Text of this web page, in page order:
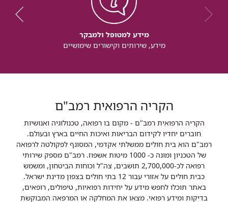
מידע למטופל ולמבקר
מידע, שירותים וקישורים שימושיים
הקריה הרפואית רמב"ם
הקריה הרפואית רמב"ם - מקום בו רפואה, טכנולוגיה ואנושיות
חוברים יחדיו לקידום הבריאות ואיכות החיים בארץ ובעולם.
רמב"ם הוא בית חולים ממשלתי אקדמי, המסונף לפקולטה לרפואה
של הטכניון ומונה כ- 1000 מיטות אשפוז. רמב"ם מספק שירותי
רפואה לכ-2,700,000 תושבים, צה"ל וכוחות הביטחון, ומשמש
כבית חולים על אזורי עבור 12 בתי חולים בצפון מדינת ישראל.
באתר תוכלו לחפש מידע על יחידות רפואיות, טיפולים, רופאים,
בדיקות ומידע רפואי. מצאו את המחלקה או המרפאה המבוקשת